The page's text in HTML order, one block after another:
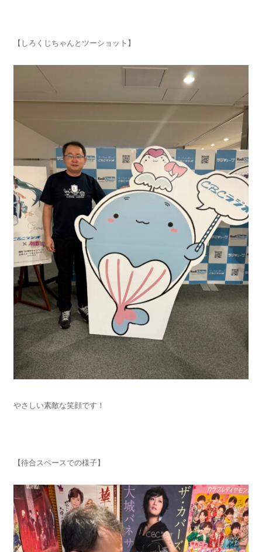
【しろくじちゃんとツーショット】
やさしい素敵な笑顔です！
【待合スペースでの様子】